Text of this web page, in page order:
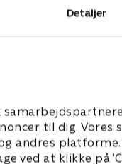
Detaljer
til dig.
andres
ved at klikke på
for at sende
tordser
med